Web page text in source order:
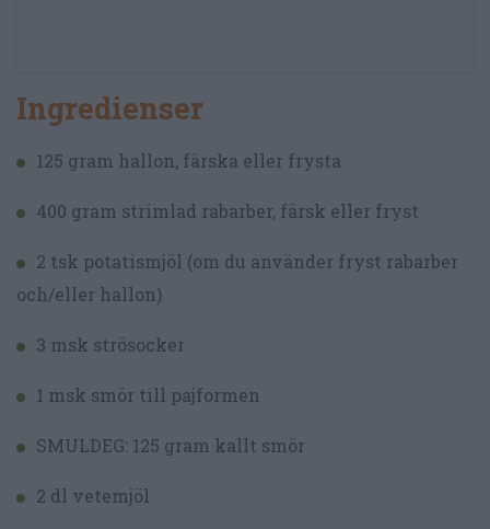
Ingredienser
125 gram hallon, färska eller frysta
400 gram strimlad rabarber, färsk eller fryst
2 tsk potatismjöl (om du använder fryst rabarber
och/eller hallon)
3 msk strösocker
1 msk smör till pajformen
SMULDEG: 125 gram kallt smör
2 dl vetemjöl